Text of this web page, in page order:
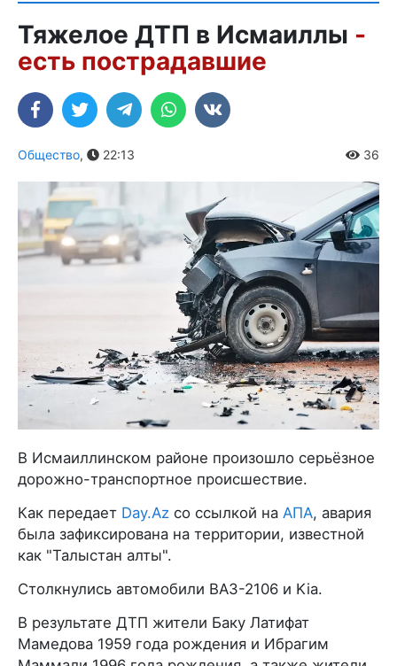
Тяжелое ДТП в Исмаиллы -
есть пострадавшие
Общество, 22:13 36
В Исмаиллинском районе произошло серьёзное
дорожно-транспортное происшествие.
Как передает Day.Az со ссылкой на АПА, авария
была зафиксирована на территории, известной
как "Талыстан алты".
Столкнулись автомобили ВАЗ-2106 и Kia.
В результате ДТП жители Баку Латифат
Мамедова 1959 года рождения и Ибрагим